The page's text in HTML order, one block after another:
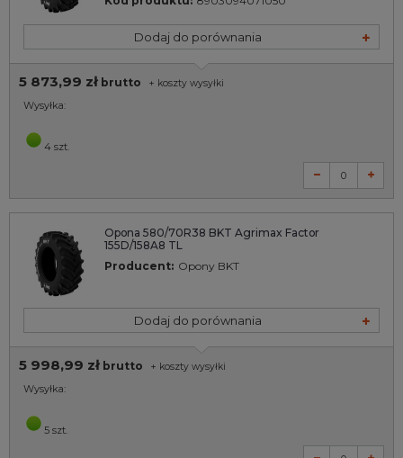
Dodaj do porównania
5 873,99 zł brutto + koszty wysyłki
Wysyłka:
4 szt.
Opona 580/70R38 BKT Agrimax Factor
155D/158A8 TL
Producent: Opony BKT
Dodaj do porównania
5 998,99 zł brutto + koszty wysyłki
Wysyłka:
5 szt.